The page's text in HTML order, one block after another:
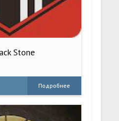
Stone
Подробнее